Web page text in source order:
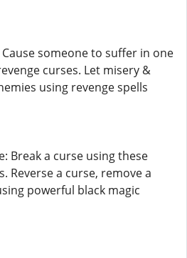
Cause someone to suffer in one
curses. Let misery &
using revenge spells
Break a curse using these
Reverse a curse, remove a
powerful black magic